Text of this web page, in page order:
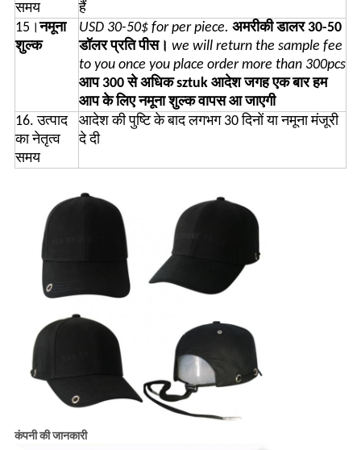
समय
हैं
15।नमूना
शुल्क
USD 30-50$ for per piece. अमरीकी डालर 30-50
डॉलर प्रति पीस। we will return the sample fee
to you once you place order more than 300pcs
आप 300 से अधिक sztuk आदेश जगह एक बार हम
आप के लिए नमूना शुल्क वापस आ जाएगी
16. उत्पाद
का नेतृत्व
समय
आदेश की पुष्टि के बाद लगभग 30 दिनों या नमूना मंजूरी
दे दी
कंपनी की जानकारी